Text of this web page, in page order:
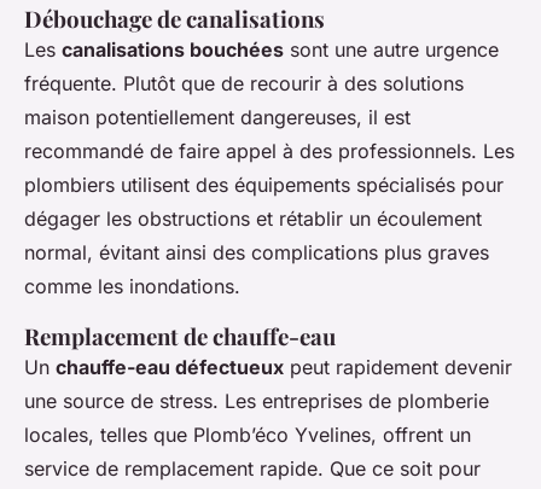
Débouchage de canalisations
Les canalisations bouchées sont une autre urgence
fréquente. Plutôt que de recourir à des solutions
maison potentiellement dangereuses, il est
recommandé de faire appel à des professionnels. Les
plombiers utilisent des équipements spécialisés pour
dégager les obstructions et rétablir un écoulement
normal, évitant ainsi des complications plus graves
comme les inondations.
Remplacement de chauffe-eau
Un chauffe-eau défectueux peut rapidement devenir
une source de stress. Les entreprises de plomberie
locales, telles que Plomb’éco Yvelines, offrent un
service de remplacement rapide. Que ce soit pour